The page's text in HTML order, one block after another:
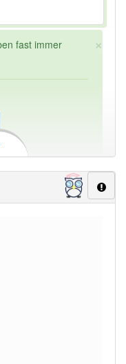
×
fast immer
den Artikel